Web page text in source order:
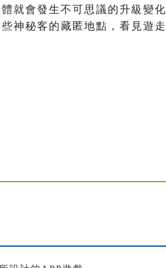
就會發生不可思議的升級變
神秘客的藏匿地點，看見遊